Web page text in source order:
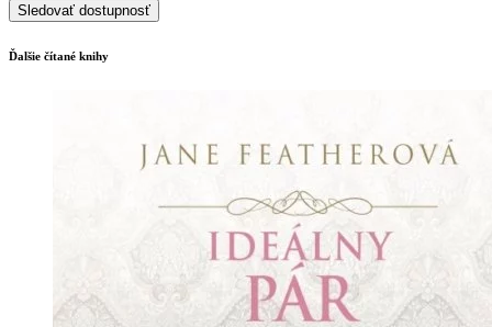
Sledovať dostupnosť
Ďalšie čítané knihy